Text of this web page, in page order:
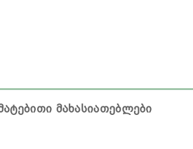
მახასიათებლები